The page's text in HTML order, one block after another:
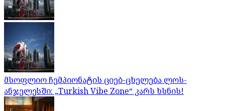
მსოფლიო ჩემპიონატის ციებ-ცხელება ლოს-
ანჯელესში: „Turkish Vibe Zone“ კარს ხსნის!